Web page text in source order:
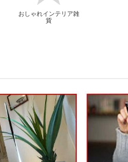
おしゃれインテリア雑
貨